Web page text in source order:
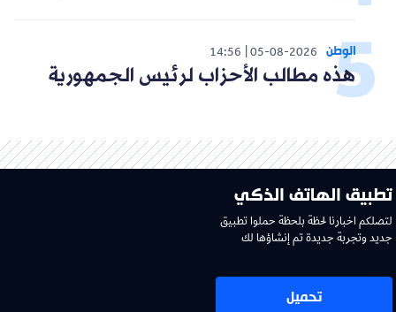
الوطن 05-08-2026
14:56
هذه مطالب الأحزاب لرئيس الجمهورية
تطبيق الهاتف الذكي
لتصلكم اخبارنا لحظة بلحظة حملوا تطبيق
جديد وتجربة جديدة تم إنشاؤها لك
تحميل